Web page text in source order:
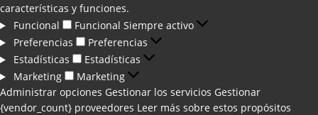
características y funciones.
Funcional
Funcional Siempre activo
Preferencias
Preferencias
Estadísticas
Estadísticas
Marketing
Marketing
Administrar opciones Gestionar los servicios Gestionar
{vendor_count} proveedores Leer más sobre estos propósitos